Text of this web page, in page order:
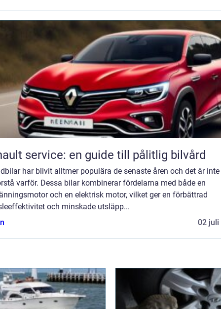
service: en guide till pålitlig bilvård
har blivit alltmer populära de senaste åren och det är
varför. Dessa bilar kombinerar fördelarna med både en
och en elektrisk motor, vilket ger en förbättrad
och minskade utsläpp...
02 juli